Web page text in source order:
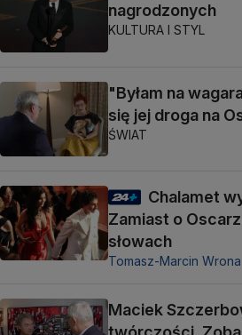
nagrodzonych
KULTURA I STYL
"Byłam na
się jej droga na
ŚWIAT
Chalamet
Zamiast o
słowach
Tomasz-Marcin Wrona
Maciek